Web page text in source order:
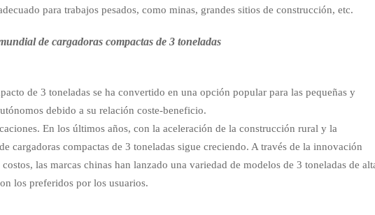
para trabajos pesados, como minas, grandes sitios de construcción, etc.
de cargadoras compactas de 3 toneladas
de 3 toneladas se ha convertido en una opción popular para las pequeñas y
debido a su relación coste-beneficio.
En los últimos años, con la aceleración de la construcción rural y la
cargadoras compactas de 3 toneladas sigue creciendo. A través de la innovación
las marcas chinas han lanzado una variedad de modelos de 3 toneladas de
los preferidos por los usuarios.